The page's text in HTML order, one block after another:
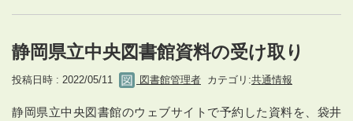
静岡県立中央図書館資料の受け取り
投稿日時 : 2022/05/11 図書館管理者 カテゴリ:共通情報
静岡県立中央図書館のウェブサイトで予約した資料を、袋井